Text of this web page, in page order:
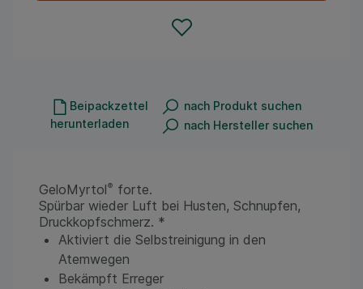
Beipackzettel
herunterladen
nach Produkt suchen
nach Hersteller suchen
GeloMyrtol® forte.
Spürbar wieder Luft bei Husten, Schnupfen,
Druckkopfschmerz. *
Aktiviert die Selbstreinigung in den
Atemwegen
Bekämpft Erreger